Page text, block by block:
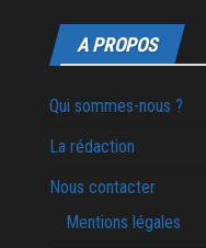
A PROPOS
Qui sommes-nous ?
La rédaction
Nous contacter
Mentions légales